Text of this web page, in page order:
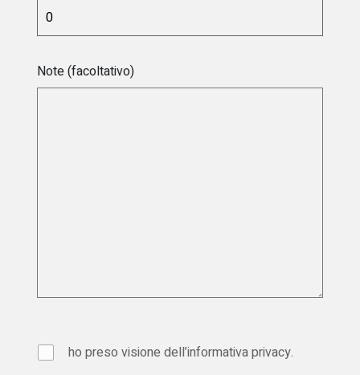
Note (facoltativo)
ho preso visione dell’informativa privacy.